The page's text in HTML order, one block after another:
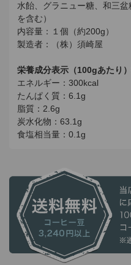
水飴、グラニュー糖、和三
を含む）
内容量：１個（約200g）
製造者：（株）須崎屋
栄養成分表示（100gあたり
エネルギー：300kcal
たんぱく質：6.1g
脂質：2.6g
炭水化物：63.1g
食塩相当量：0.1g